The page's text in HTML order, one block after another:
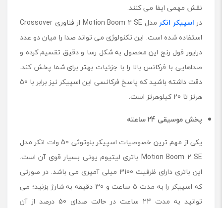
نقش مهمی ایفا می کنند.
در اسپیکر انکر
مدل Motion Boom 2 SE از فناوری Crossover
استفاده شده است. این تکنولوژی می تواند صدا را میان دو عدد
درایور فول رنج این محصول به شکل رسا و دقیق تقسیم کرده و
صداهایی با فرکانس بالا را با جزئیات بهتر برای شما پخش کند.
دقت داشته باشید که پاسخ فرکانسی این اسپیکر نیز برابر با 50
هرتز تا 20 کیلوهرتز است.
پخش موسیقی 24 ساعته
یکی از مهم ترین خصوصیات اسپیکر بلوتوثی 50 وات انکر مدل
Motion Boom 2 SE باتری لیتیوم یونی بسیار قوی آن است.
این باتری دارای ظرفیت 3100 میلی آمپری می باشد. در صورتی
که اسپیکر را به مدت 5 ساعت و 30 دقیقه به شارژ بزنید؛ می
توانید به مدت 24 ساعت در حالت صدای 50 درصد از آن